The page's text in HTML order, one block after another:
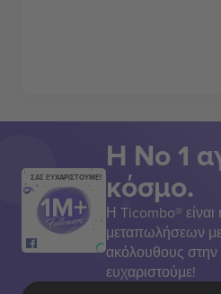
ΣΑΣ ΕΥΧΑΡΙΣΤΟΥΜΕ!
Η Νο 1
κόσμο.
Η Ticombo®
μεταπωλήσεων
ακόλουθους
ευχαριστούμε!